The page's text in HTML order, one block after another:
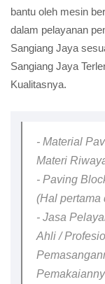
bantu oleh mesin
dalam pelayanan
Sangiang Jaya
Sangiang Jaya
Kualitasnya.
- Material
Materi
- Paving
(Hal pertama
- Jasa
Ahli /